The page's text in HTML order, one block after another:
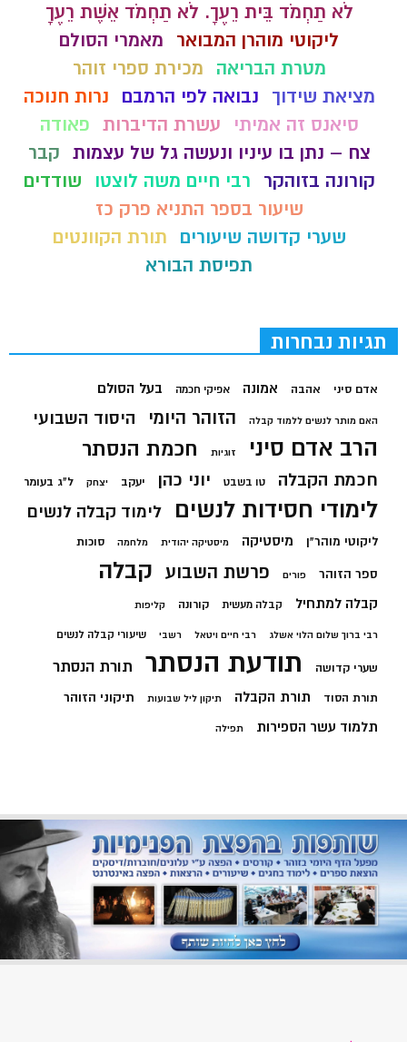
לֹא תַחְמֹד בֵּית רֵעֶךָ. לֹא תַחְמֹד אֵשֶׁת רֵעֶךָ
ליקוטי מוהרן המבואר
מאמרי הסולם
מטרת הבריאה
מכירת ספרי זוהר
מציאת שידוך
נבואה לפי הרמבם
נרות חנוכה
סיאנס זה אמיתי
עשרת הדיברות פאודה
צח – נתן בו עיניו ונעשה גל של עצמות קבר
קורונה בזוהקר
רבי חיים משה לוצטו
שודדים
שיעור בספר התניא פרק כז
שערי קדושה שיעורים
תורת הקוונטים
תפיסת הבורא
תגיות נבחרות
אדם סיני אהבה אמונה אפיקי חכמה בעל הסולם
האם מותר לנשים ללמוד קבלה הזוהר היומי היסוד השבועי
הרב אדם סיני זוגיות חכמת הנסתר
חכמת הקבלה טו בשבט יוני כהן יעקב יצחק ל"ג בעומר
לימודי חסידות לנשים לימוד קבלה לנשים
ליקוטי מוהר"ן מיסטיקה מיסטיקה יהודית מלחמה סוכות
ספר הזוהר פורים פרשת השבוע קבלה
קבלה למתחיל קבלה מעשית קורונה קליפות
רבי ברוך שלום הלוי אשלג רבי חיים ויטאל רשבי שיעורי קבלה לנשים
שערי קדושה תודעת הנסתר תורת הנסתר
תורת הסוד תורת הקבלה תיקון ליל שבועות תיקוני הזוהר
תלמוד עשר הספירות תפילה